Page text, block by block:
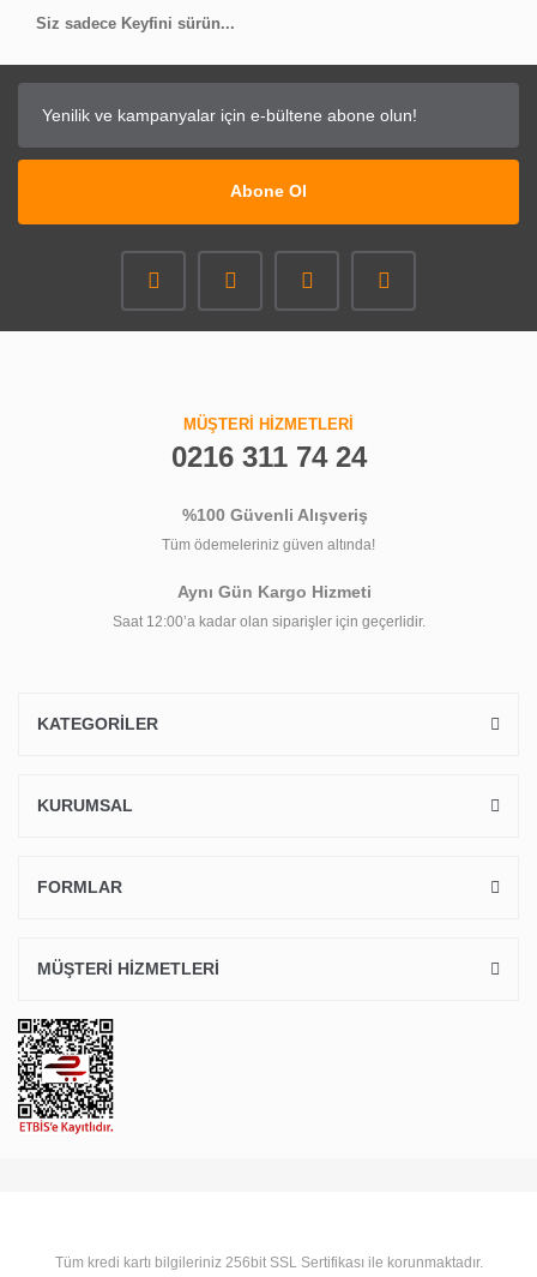
Siz sadece Keyfini sürün...
Abone Ol
MÜŞTERİ HİZMETLERİ
0216 311 74 24
%100 Güvenli Alışveriş
Tüm ödemeleriniz güven altında!
Aynı Gün Kargo Hizmeti
Saat 12:00’a kadar olan siparişler için geçerlidir.
KATEGORİLER
KURUMSAL
FORMLAR
MÜŞTERİ HİZMETLERİ
Tüm kredi kartı bilgileriniz 256bit SSL Sertifikası ile korunmaktadır.